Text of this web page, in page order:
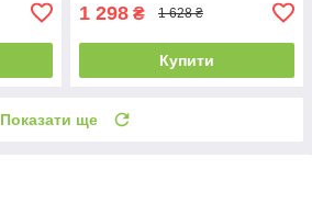
1 298 ₴ 1 628 ₴
Купити
Показати ще